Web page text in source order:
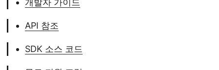
개발자 가이드
API 참조
SDK 소스 코드